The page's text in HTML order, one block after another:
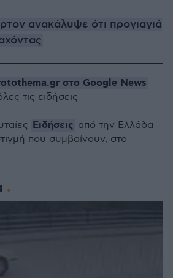
ανακάλυψε ότι προγιαγιά
στο Google News
τις ειδήσεις
Ειδήσεις από την Ελλάδα
που συμβαίνουν, στο